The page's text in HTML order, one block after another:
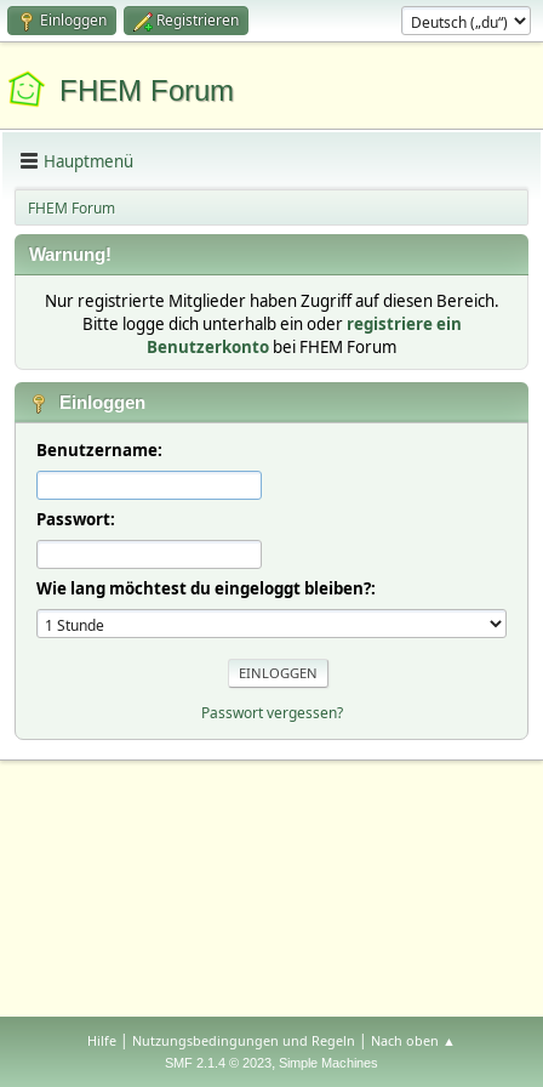
Einloggen Registrieren
FHEM Forum
Hauptmenü
FHEM Forum
Warnung!
Nur registrierte Mitglieder haben Zugriff auf diesen Bereich.
Bitte logge dich unterhalb ein oder registriere ein
Benutzerkonto bei FHEM Forum
Einloggen
Benutzername:
Passwort:
Wie lang möchtest du eingeloggt bleiben?:
Passwort vergessen?
Hilfe | Nutzungsbedingungen und Regeln | Nach oben ▲
SMF 2.1.4 © 2023, Simple Machines